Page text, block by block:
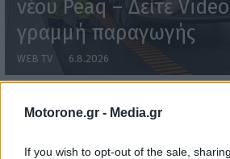
Motorone.gr - Media.gr
If you wish to opt-out of the sale,
νέου Peaq – Δείτε
γραμμή παραγωγής
WEB TV 6.8.2026